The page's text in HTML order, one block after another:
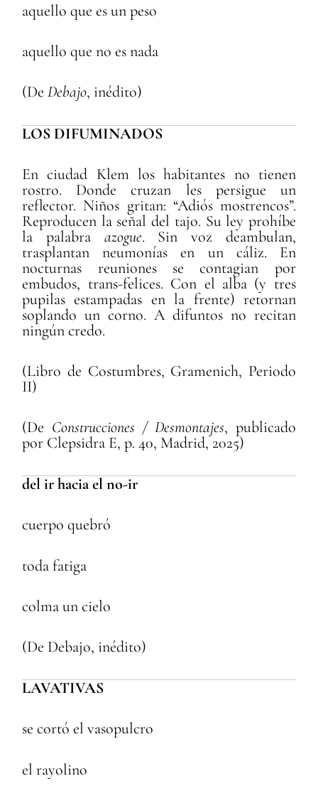
aquello que es un peso
aquello que no es nada
(DeDebajo, inédito)
LOS DIFUMINADOS
En ciudad Klem los habitantes no tienen
rostro. Donde cruzan les persigue un
reflector. Niños gritan: “Adiós mostrencos”.
Reproducen la señal del tajo. Su ley prohíbe
la palabra azogue. Sin voz deambulan,
trasplantan neumonías en un cáliz. En
nocturnas reuniones se contagian por
embudos, trans-felices. Con el alba (y tres
pupilas estampadas en la frente) retornan
soplando un corno. A difuntos no recitan
ningún credo.
(Libro de Costumbres, Gramenich, Periodo
II)
(De Construcciones / Desmontajes, publicado
por Clepsidra E, p. 40, Madrid, 2025)
del ir hacia el no-ir
cuerpo quebró
toda fatiga
colma un cielo
(De Debajo, inédito)
LAVATIVAS
se cortó el vasopulcro
el rayolino